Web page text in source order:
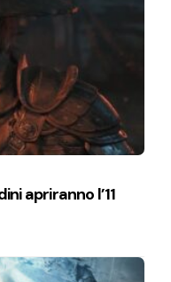
apriranno l’11